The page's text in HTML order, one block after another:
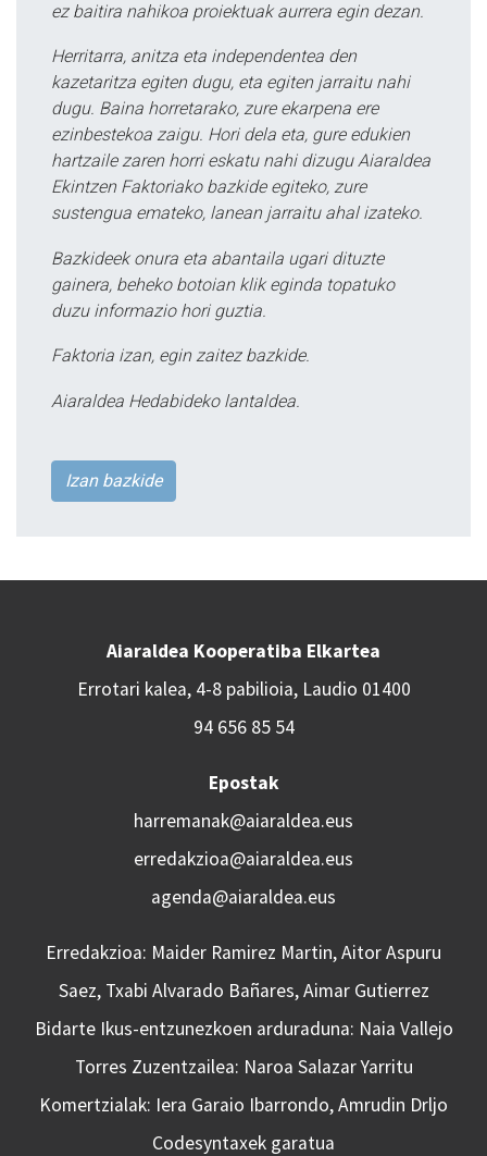
ez baitira nahikoa proiektuak aurrera egin dezan.
Herritarra, anitza eta independentea den
kazetaritza egiten dugu, eta egiten jarraitu nahi
dugu. Baina horretarako, zure ekarpena ere
ezinbestekoa zaigu. Hori dela eta, gure edukien
hartzaile zaren horri eskatu nahi dizugu Aiaraldea
Ekintzen Faktoriako bazkide egiteko, zure
sustengua emateko, lanean jarraitu ahal izateko.
Bazkideek onura eta abantaila ugari dituzte
gainera, beheko botoian klik eginda topatuko
duzu informazio hori guztia.
Faktoria izan, egin zaitez bazkide.
Aiaraldea Hedabideko lantaldea.
Izan bazkide
Aiaraldea Kooperatiba Elkartea
Errotari kalea, 4-8 pabilioia, Laudio 01400
94 656 85 54
Epostak
harremanak@aiaraldea.eus
erredakzioa@aiaraldea.eus
agenda@aiaraldea.eus
Erredakzioa: Maider Ramirez Martin, Aitor Aspuru
Saez, Txabi Alvarado Bañares, Aimar Gutierrez
Bidarte Ikus-entzunezkoen arduraduna: Naia Vallejo
Torres Zuzentzailea: Naroa Salazar Yarritu
Komertzialak: Iera Garaio Ibarrondo, Amrudin Drljo
Codesyntaxek garatua